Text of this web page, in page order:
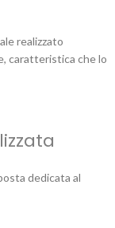
realizzato
caratteristica che lo
dedicata al